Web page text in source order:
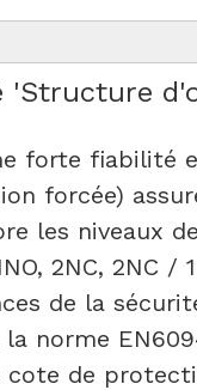
'Structure
forte fiabilité
forcée)
les niveaux
2NC, 2NC
de la
norme
cote de